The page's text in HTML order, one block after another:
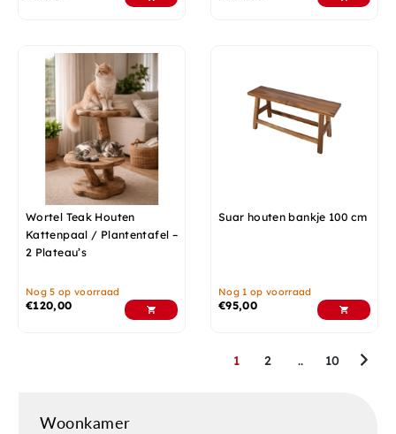
Wortel Teak Houten
Kattenpaal / Plantentafel –
2 Plateau’s
Nog 5 op voorraad
€120,00
Suar houten bankje 100 cm
Nog 1 op voorraad
€95,00
1 2 .. 10
Woonkamer